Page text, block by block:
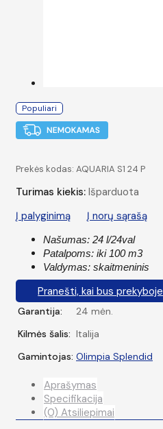
Populiari
Prekės kodas: AQUARIA S1 24 P
Turimas kiekis: Išparduota
Į palyginimą
Į norų sąrašą
Našumas: 24 l/24val
Patalpoms: iki 100 m3
Valdymas: skaitmeninis
Pranešti, kai bus prekyboje
Garantija:
24 mėn.
Kilmės šalis: Italija
Gamintojas: Olimpia Splendid
Aprašymas
Specifikacija
(0) Atsiliepimai